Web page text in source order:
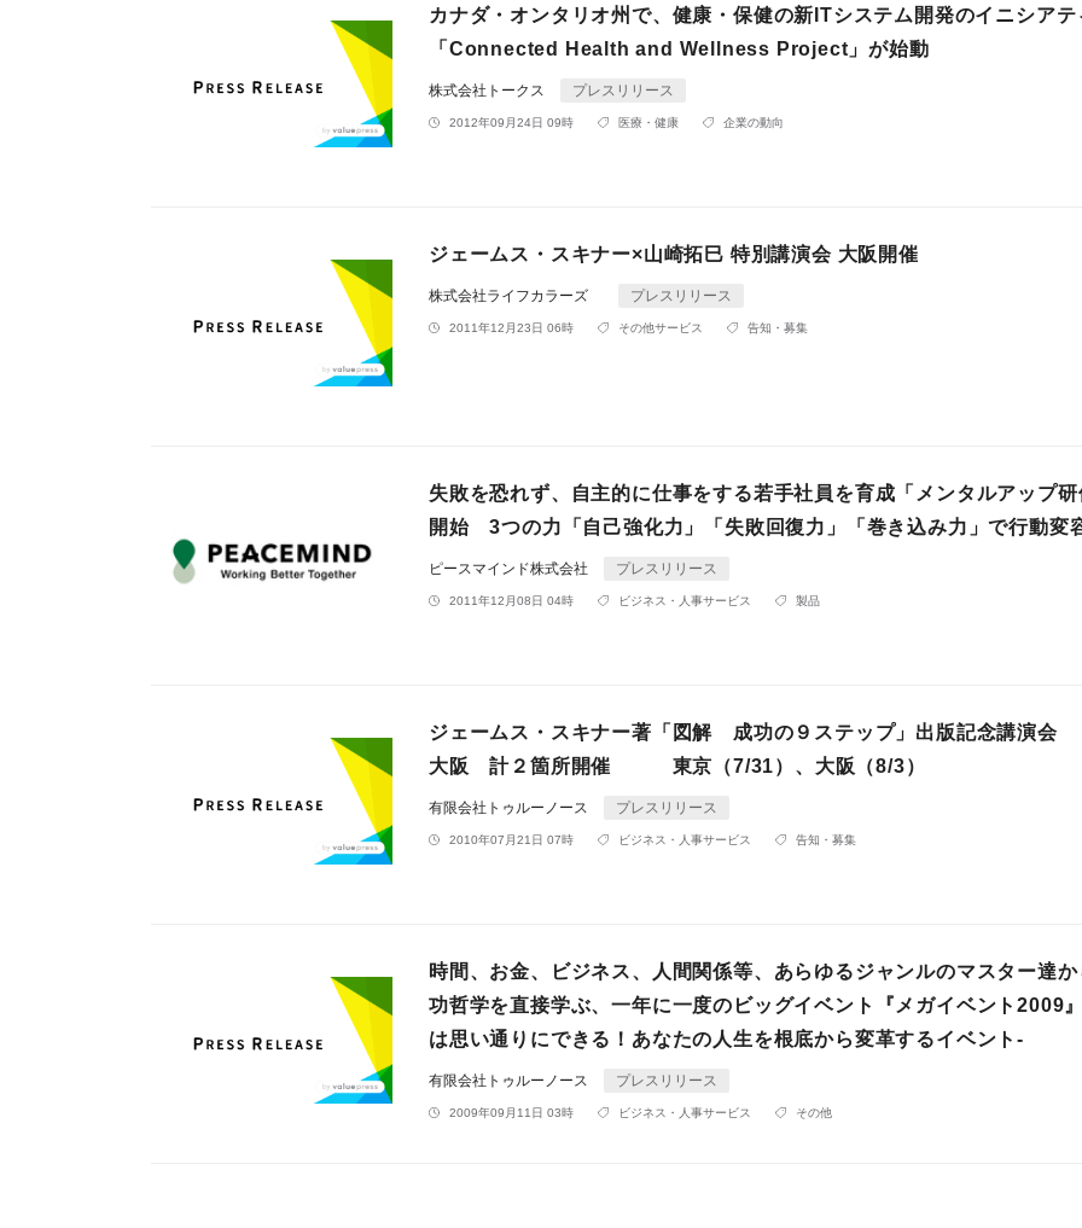
カナダ・オンタリオ州で、健康・保健の新ITシステム開発のイニシアテ
「Connected Health and Wellness Project」が始動
株式会社トークス プレスリリース
2012年09月24日 09時 医療・健康 企業の動向
ジェームス・スキナー×山崎拓巳 特別講演会 大阪開催
株式会社ライフカラーズ プレスリリース
2011年12月23日 06時 その他サービス 告知・募集
失敗を恐れず、自主的に仕事をする若手社員を育成「メンタルアップ研
開始 3つの力「自己強化力」「失敗回復力」「巻き込み力」で行動変
ピースマインド株式会社 プレスリリース
2011年12月08日 04時 ビジネス・人事サービス 製品
ジェームス・スキナー著「図解 成功の９ステップ」出版記念講演会
大阪 計２箇所開催 東京（7/31）、大阪（8/3）
有限会社トゥルーノース プレスリリース
2010年07月21日 07時 ビジネス・人事サービス 告知・募集
時間、お金、ビジネス、人間関係等、あらゆるジャンルのマスター達か
功哲学を直接学ぶ、一年に一度のビッグイベント『メガイベント2009
は思い通りにできる！あなたの人生を根底から変革するイベント-
有限会社トゥルーノース プレスリリース
2009年09月11日 03時 ビジネス・人事サービス その他